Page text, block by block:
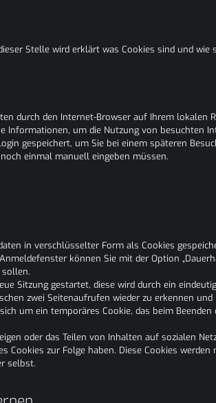
Stelle wird erklärt was Cookies sind und wie
durch den Internet-Browser auf Ihrem lokalen
Informationen, um die Nutzung von besuchten
gespeichert, um Sie bei einem späteren
einmal manuell eingeben müssen.
in verschlüsselter Form als Cookies
können Sie mit der Option
sollen.
Sitzung gestartet, diese wird durch ein
zwei Seitenaufrufen wieder zu erkennen
um ein temporäres Cookie, das beim Beenden
oder das Teilen von Inhalten auf sozialen
Cookies zur Folge haben. Diese Cookies werden
selbst.